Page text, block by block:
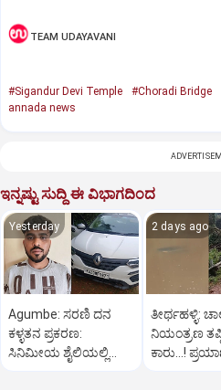
TEAM UDAYAVANI
#Sigandur Devi Temple #Choradi Bridge
annada news
ಇನ್ನಷ್ಟು ಸುದ್ದಿ ಈ ವಿಭಾಗದಿಂದ
Yesterday
Agumbe: ಸರಣಿ ದನ
ಕಳ್ಳತನ ಪ್ರಕರಣ:
ಸಿನಿಮೀಯ ಶೈಲಿಯಲ್ಲಿ
2 days ago
ತೀರ್ಥಹಳ್ಳಿ:
ನಿಯಂತ್ರಣ
ಕಾರು...!